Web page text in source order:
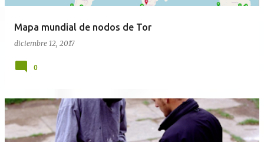
Mapa mundial de nodos de Tor
diciembre 12, 2017
0